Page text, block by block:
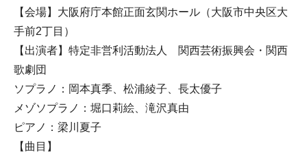
【会場】大阪府庁本館正面玄関ホール（大阪市中央区大
手前2丁目）
【出演者】特定非営利活動法人 関西芸術振興会・関西
歌劇団
ソプラノ：岡本真季、松浦綾子、長太優子
メゾソプラノ：堀口莉絵、滝沢真由
ピアノ：梁川夏子
【曲目】